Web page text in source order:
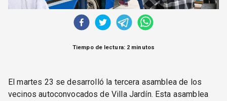
Tiempo de lectura: 2 minutos
El martes 23 se desarrolló la tercera asamblea de los
vecinos autoconvocados de Villa Jardín. Esta asamblea